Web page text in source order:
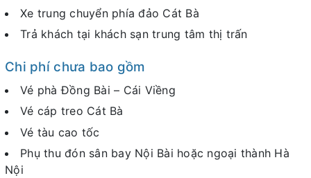
Xe trung chuyển phía đảo Cát Bà
Trả khách tại khách sạn trung tâm thị trấn
Chi phí chưa bao gồm
Vé phà Đồng Bài – Cái Viềng
Vé cáp treo Cát Bà
Vé tàu cao tốc
Phụ thu đón sân bay Nội Bài hoặc ngoại thành Hà
Nội